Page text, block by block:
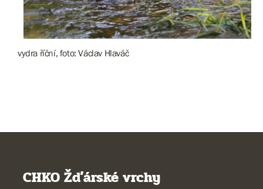
vydra říční, foto: Václav Hlaváč
CHKO Žďárské vrchy